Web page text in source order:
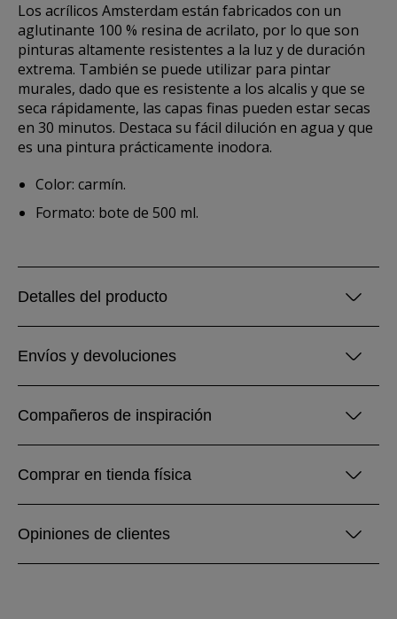
Los acrílicos Amsterdam están fabricados con un
aglutinante 100 % resina de acrilato, por lo que son
pinturas altamente resistentes a la luz y de duración
extrema. También se puede utilizar para pintar
murales, dado que es resistente a los alcalis y que se
seca rápidamente, las capas finas pueden estar secas
en 30 minutos. Destaca su fácil dilución en agua y que
es una pintura prácticamente inodora.
Color: carmín.
Formato: bote de 500 ml.
Detalles del producto
Envíos y devoluciones
Compañeros de inspiración
Comprar en tienda física
Opiniones de clientes